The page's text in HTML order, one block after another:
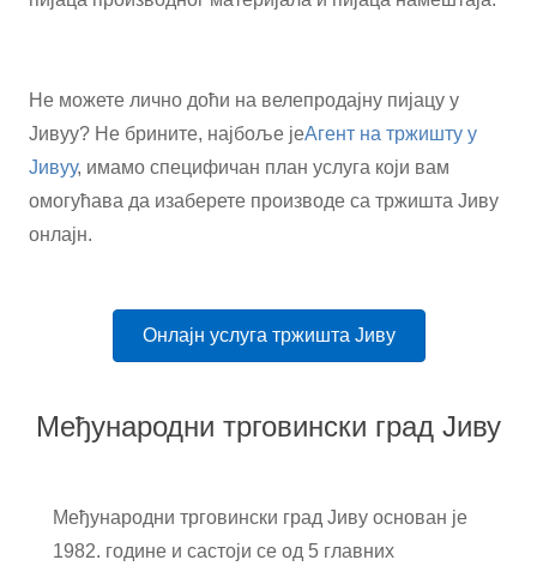
Не можете лично доћи на велепродајну пијацу у
Јивуу? Не брините, најбоље јеАгент на тржишту у
Јивуу, имамо специфичан план услуга који вам
омогућава да изаберете производе са тржишта Јиву
онлајн.
Онлајн услуга тржишта Јиву
Међународни трговински град Јиву
Међународни трговински град Јиву основан је
1982. године и састоји се од 5 главних